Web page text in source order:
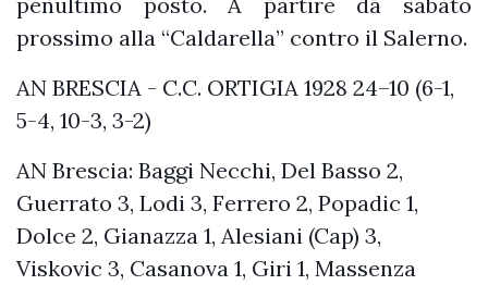
prossimo alla “Caldarella” contro il Salerno.
AN BRESCIA - C.C. ORTIGIA 1928 24–10 (6-1,
5-4, 10-3, 3-2)
AN Brescia: Baggi Necchi, Del Basso 2,
Guerrato 3, Lodi 3, Ferrero 2, Popadic 1,
Dolce 2, Gianazza 1, Alesiani (Cap) 3,
Viskovic 3, Casanova 1, Giri 1, Massenza